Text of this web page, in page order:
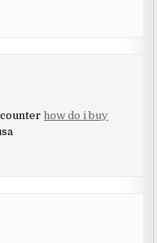
how do i buy